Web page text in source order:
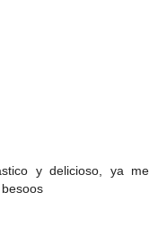
y delicioso, ya me